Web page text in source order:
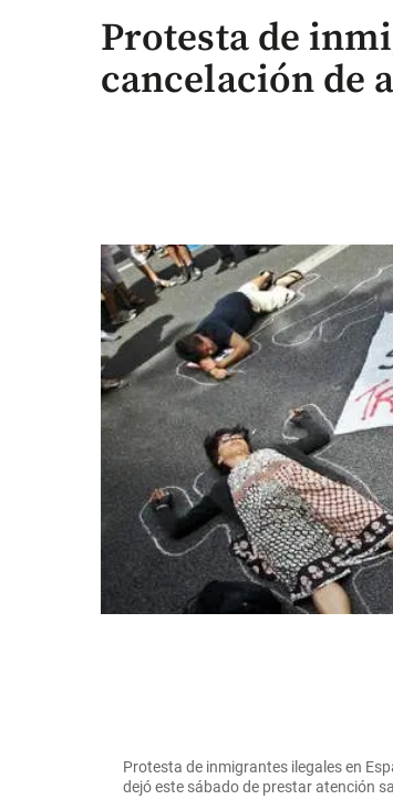
Protesta de
cancelación de
Protesta de inmigrantes ilegales en
dejó este sábado de prestar atención